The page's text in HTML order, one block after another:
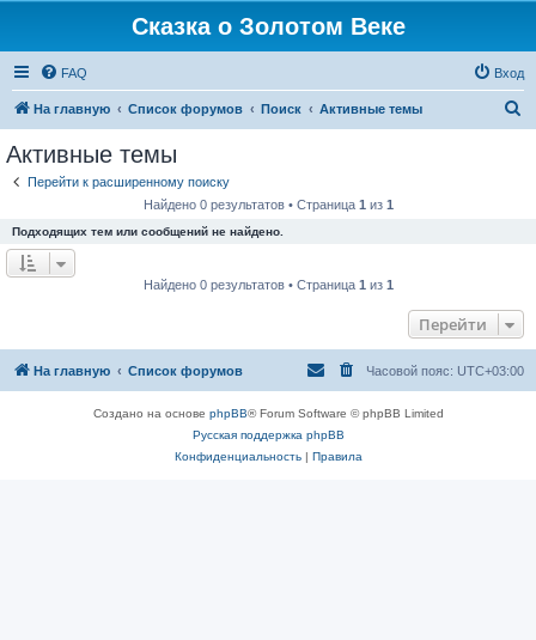
Сказка о Золотом Веке
FAQ Вход
На главную Список форумов Поиск Активные темы
Активные темы
Перейти к расширенному поиску
Найдено 0 результатов • Страница 1 из 1
Подходящих тем или сообщений не найдено.
Найдено 0 результатов • Страница 1 из 1
Перейти
На главную Список форумов Часовой пояс: UTC+03:00
Создано на основе phpBB® Forum Software © phpBB Limited
Русская поддержка phpBB
Конфиденциальность| Правила